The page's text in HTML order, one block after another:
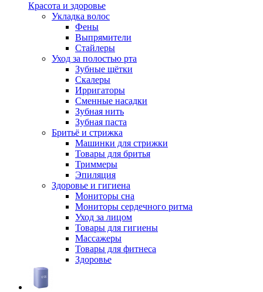
Красота и здоровье
Укладка волос
Фены
Выпрямители
Стайлеры
Уход за полостью рта
Зубные щётки
Скалеры
Ирригаторы
Сменные насадки
Зубная нить
Зубная паста
Бритьё и стрижка
Машинки для стрижки
Товары для бритья
Триммеры
Эпиляция
Здоровье и гигиена
Мониторы сна
Мониторы сердечного ритма
Уход за лицом
Товары для гигиены
Массажеры
Товары для фитнеса
Здоровье